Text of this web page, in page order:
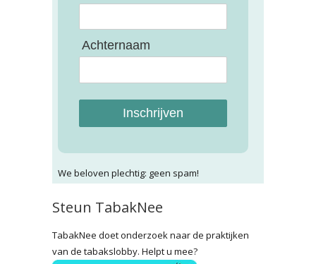
Achternaam
Inschrijven
We beloven plechtig: geen spam!
Steun TabakNee
TabakNee doet onderzoek naar de praktijken
van de tabakslobby. Helpt u mee?